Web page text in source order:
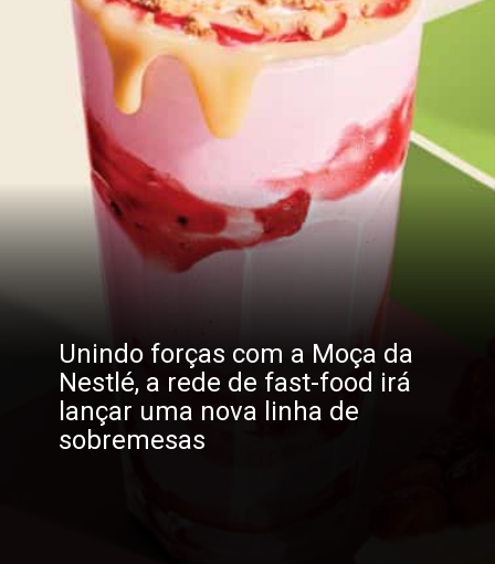
Unindo forças com a Moça da
Nestlé, a rede de fast-food irá
lançar uma nova linha de
sobremesas